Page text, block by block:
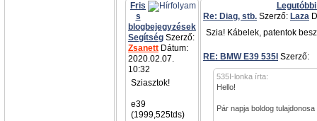
Fris
s
blogbejegyzések
Segítség Szerző:
Zsanett Dátum:
2020.02.07.
10:32
Sziasztok!
e39
(1999,525tds)
Re: Diag, stb. Szerző: Laza
Szia! Kábelek, patentok
RE: BMW E39 535I Szerző:
535I-lonka írta:
Hello!
Pár napja boldog